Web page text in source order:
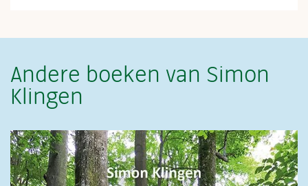
Andere boeken van Simon
Klingen